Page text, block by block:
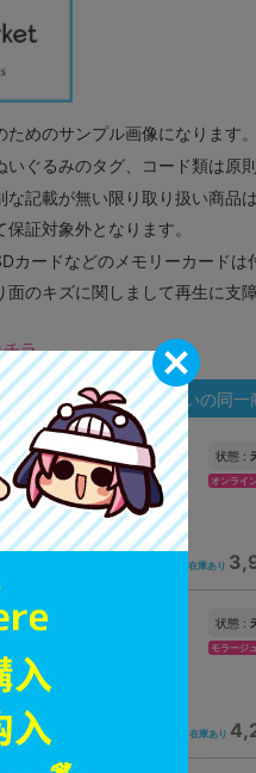
めのサンプル画像になります。
ぐるみのタグ、コード類は原
記載が無い限り取り扱い商品
保証対象外となります。
カードなどのメモリーカードは
面のキズに関しまして再生に支
ラ
状態違いの同一
状態 :
オンライ
在庫あり
開封
円 税込
状態 :
モラージ
在庫あり